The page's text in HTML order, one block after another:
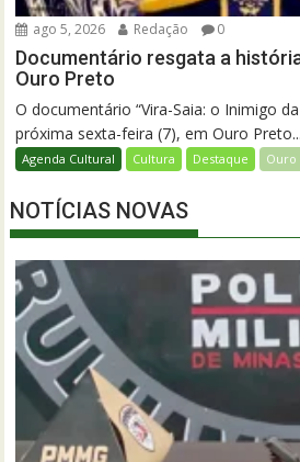
ago 5, 2026 Redação 0
Documentário resgata a
Ouro Preto
O documentário “Vira-Saia: o Inimigo
próxima sexta-feira (7), em Ouro
Agenda Cultural Cultura Destaque Ouro
NOTÍCIAS NOVAS